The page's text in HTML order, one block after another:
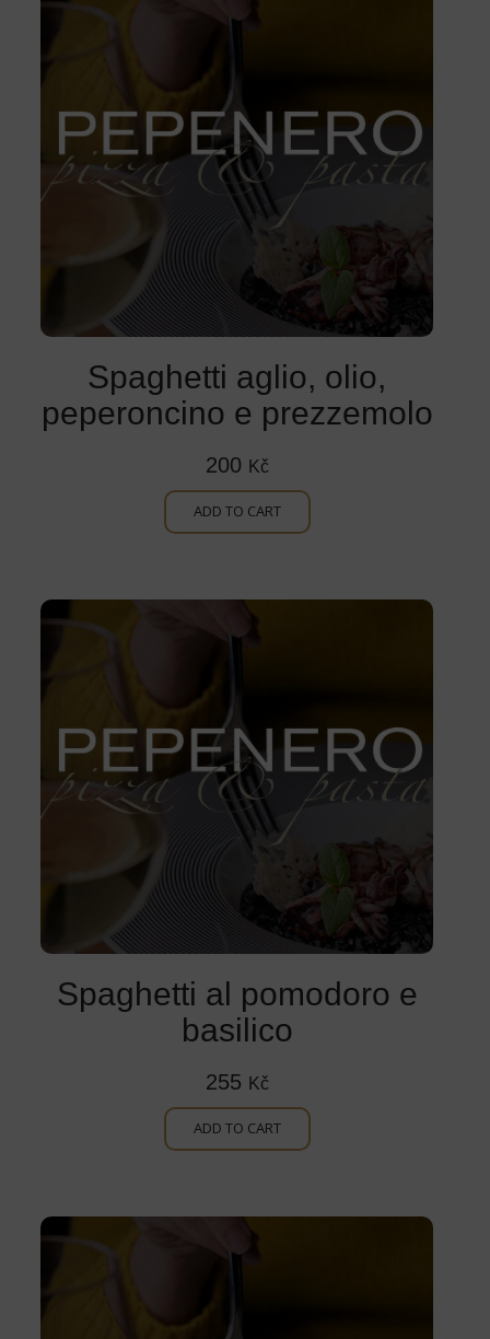
Spaghetti aglio, olio,
peperoncino e prezzemolo
200 Kč
ADD TO CART
Spaghetti al pomodoro e
basilico
255 Kč
ADD TO CART